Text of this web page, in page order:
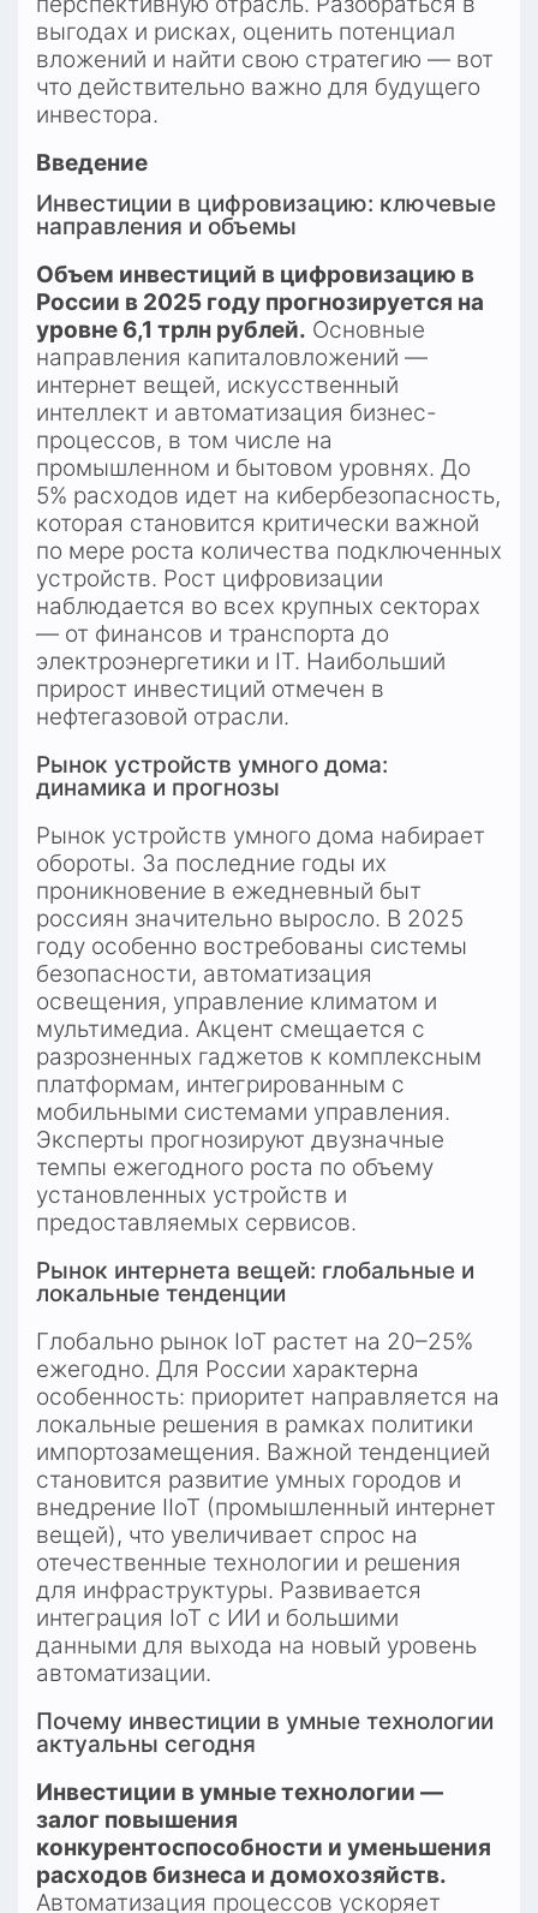
выгодах и рисках, оценить потенциал
вложений и найти свою стратегию — вот
что действительно важно для будущего
инвестора.
Введение
Инвестиции в цифровизацию: ключевые
направления и объемы
Объем инвестиций в цифровизацию в
России в 2025 году прогнозируется на
уровне 6,1 трлн рублей. Основные
направления капиталовложений —
интернет вещей, искусственный
интеллект и автоматизация бизнес-
процессов, в том числе на
промышленном и бытовом уровнях. До
5% расходов идет на кибербезопасность,
которая становится критически важной
по мере роста количества подключенных
устройств. Рост цифровизации
наблюдается во всех крупных секторах
— от финансов и транспорта до
электроэнергетики и IT. Наибольший
прирост инвестиций отмечен в
нефтегазовой отрасли.
Рынок устройств умного дома:
динамика и прогнозы
Рынок устройств умного дома набирает
обороты. За последние годы их
проникновение в ежедневный быт
россиян значительно выросло. В 2025
году особенно востребованы системы
безопасности, автоматизация
освещения, управление климатом и
мультимедиа. Акцент смещается с
разрозненных гаджетов к комплексным
платформам, интегрированным с
мобильными системами управления.
Эксперты прогнозируют двузначные
темпы ежегодного роста по объему
установленных устройств и
предоставляемых сервисов.
Рынок интернета вещей: глобальные и
локальные тенденции
Глобально рынок IoT растет на 20–25%
ежегодно. Для России характерна
особенность: приоритет направляется на
локальные решения в рамках политики
импортозамещения. Важной тенденцией
становится развитие умных городов и
внедрение IIoT (промышленный интернет
вещей), что увеличивает спрос на
отечественные технологии и решения
для инфраструктуры. Развивается
интеграция IoT с ИИ и большими
данными для выхода на новый уровень
автоматизации.
Почему инвестиции в умные технологии
актуальны сегодня
Инвестиции в умные технологии —
залог повышения
конкурентоспособности и уменьшения
расходов бизнеса и домохозяйств.
Автоматизация процессов ускоряет